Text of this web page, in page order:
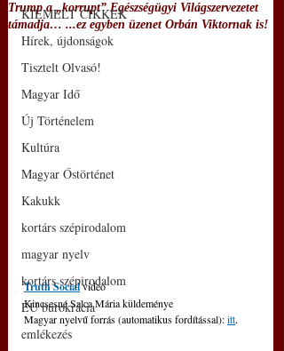
KIEMELT CIKKEK
Hírek, újdonságok
Tisztelt Olvasó!
Magyar Idő
Új Történelem
Kultúra
Magyar Őstörténet
Kakukk
kortárs szépirodalom
magyar nyelv
kortárs szépirodalom
EU bürokrácia
emlékezés
Trump a „korrupt” Egészségügyi Világszervezetet
támadja… ...ez egyben üzenet Orbán Viktornak is!
Truth Social videó
Kincsesné Salca Mária küldeménye
Magyar nyelvű forrás (automatikus fordítással): itt.